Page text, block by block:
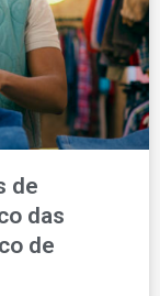
de
das
de